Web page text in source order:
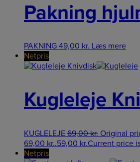
Pakning
PAKNING 49,00 kr. Læs mere
Netpris
Kugleleje
KUGLELEJE 69,00kr. Original
69,00 kr..59,00 kr.Current price
Netpris